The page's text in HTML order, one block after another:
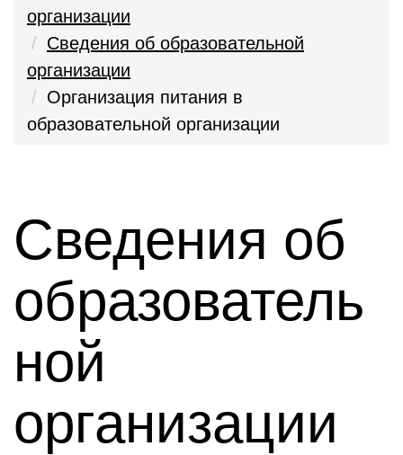
организации
Сведения об образовательной
организации
Организация питания в
образовательной организации
Сведения об
образователь
ной
организации